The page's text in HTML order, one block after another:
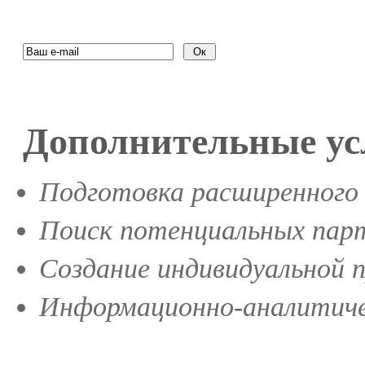
Дополнительные
Подготовка
Поиск потенциальных
Создание индивидуальной
Информационно-